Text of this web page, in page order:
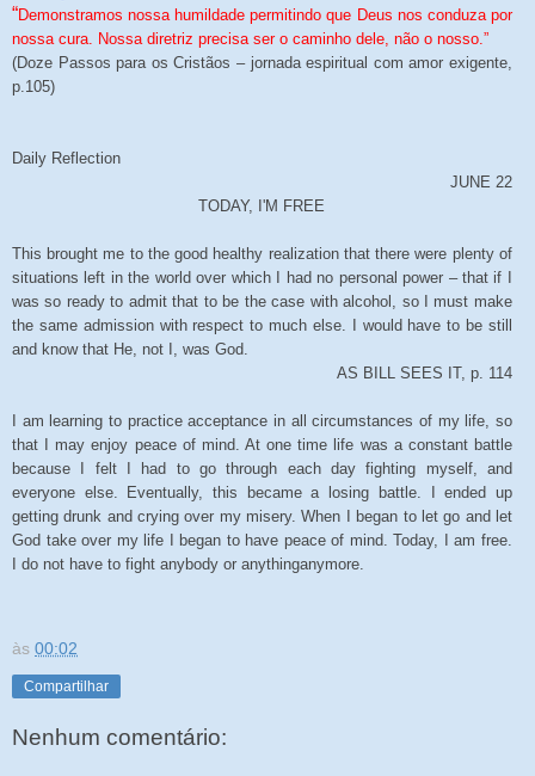
“Demonstramos nossa humildade permitindo que Deus nos conduza por
nossa cura. Nossa diretriz precisa ser o caminho dele, não o nosso.”
(Doze Passos para os Cristãos – jornada espiritual com amor exigente,
p.105)
Daily Reflection
JUNE 22
TODAY, I'M FREE
This brought me to the good healthy realization that there were plenty of
situations left in the world over which I had no personal power – that if I
was so ready to admit that to be the case with alcohol, so I must make
the same admission with respect to much else. I would have to be still
and know that He, not I, was God.
AS BILL SEES IT, p. 114
I am learning to practice acceptance in all circumstances of my life, so
that I may enjoy peace of mind. At one time life was a constant battle
because I felt I had to go through each day fighting myself, and
everyone else. Eventually, this became a losing battle. I ended up
getting drunk and crying over my misery. When I began to let go and let
God take over my life I began to have peace of mind. Today, I am free.
I do not have to fight anybody or anythinganymore.
às 00:02
Compartilhar
Nenhum comentário: